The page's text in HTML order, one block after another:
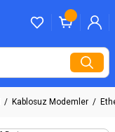
Kablosuz Modemler